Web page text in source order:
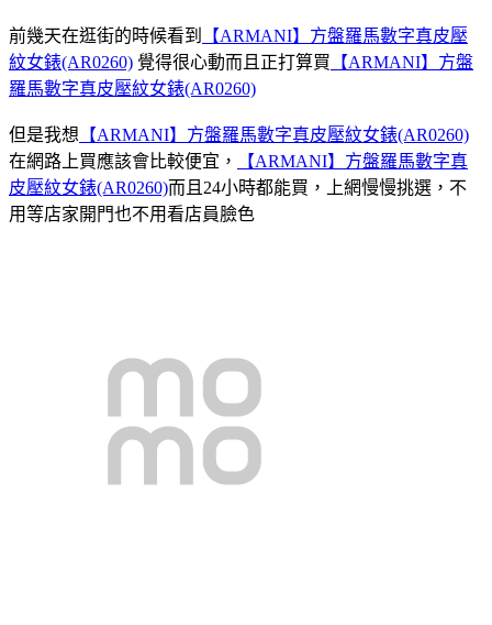
前幾天在逛街的時候看到
【ARMANI】方盤羅馬數字真皮壓
紋女錶(AR0260) 覺得很心動而且正打算買 【ARMANI】方盤
羅馬數字真皮壓紋女錶(AR0260)
但是我想 【ARMANI】方盤羅馬數字真皮壓紋女錶(AR0260)
在網路上買應該會比較便宜，
【ARMANI】方盤羅馬數字真
皮壓紋女錶(AR0260)而且24小時都能買，上網慢慢挑選，不
用等店家開門也不用看店員臉色